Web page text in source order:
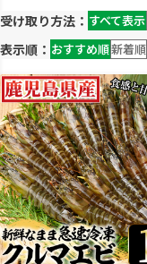
受け取り方法： すべて表示
表示順： おすすめ順新着順